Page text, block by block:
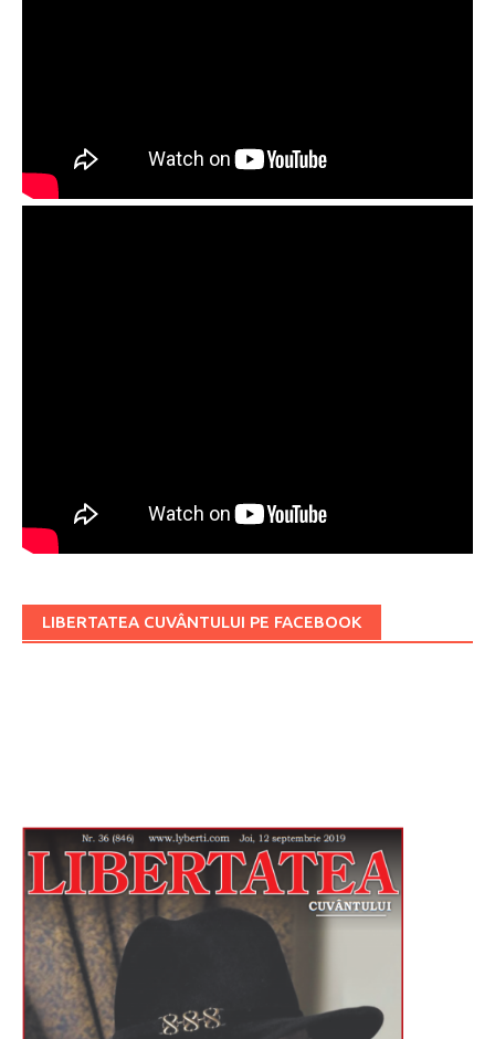
LIBERTATEA CUVÂNTULUI PE FACEBOOK